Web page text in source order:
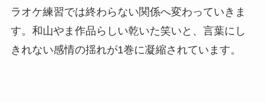
ラオケ練習では終わらない関係へ変わっていきま
す。和山やま作品らしい乾いた笑いと、言葉にし
きれない感情の揺れが1巻に凝縮されています。